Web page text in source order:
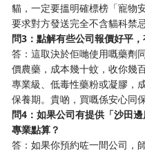
貓，一定要搵明確標榜「寵物
要求對方發送完全不含貓科禁
問3：點解有些公司報價好平
答：這取決於佢哋使用嘅藥劑
價農藥，成本幾十蚊，收你幾
專業級、低毒性藥粉或凝膠，
保養期。貴啲，買嘅係安心同保
問4：如果公司有提供「沙田
專業點算？
答：如果你預約咗一間公司，